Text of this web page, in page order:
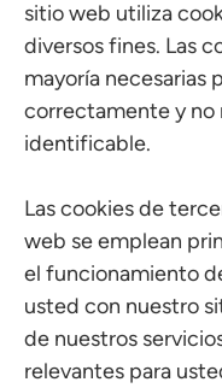
sitio web utiliza
diversos fines. Las
mayoría necesarias
correctamente y no
identificable.
Las cookies de
web se emplean
el funcionamiento
usted con nuestro
de nuestros
relevantes para